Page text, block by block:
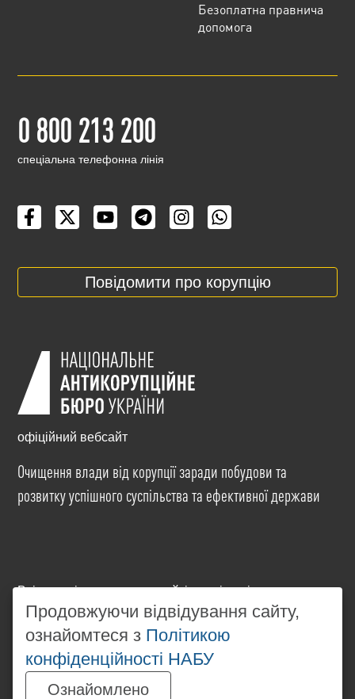
Безоплатна правнича
допомога
0 800 213 200
cпеціальна телефонна лінія
Повідомити про корупцію
офіційний вебсайт
Очищення влади від корупції заради побудови та
розвитку успішного суспільства та ефективної держави
Всі матеріали на цьому сайті розміщені на умовах
ліцензіїCreative Commons Attribution-NonCommercial-
NoDerivatives 4.0 International. Використання будь-
яких матеріалів, розміщених на сайті, дозволяється
за умови посилання наwww.nabu.gov.ua
незалежності від повного або часткового
використання матеріалів.
Продовжуючи відвідування сайту,
ознайомтеся з Політикою
конфіденційності НАБУ
Ознайомлено